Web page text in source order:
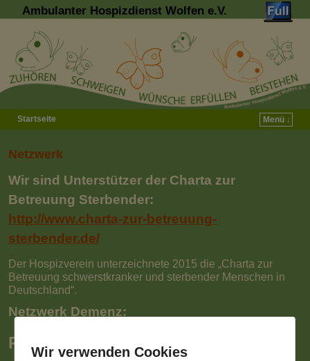
Ambulanter Hospizdienst Wolfen e.V.
Startseite
Menü ↓
Netzwerk
Wir sind Unterstützer der Charta zur
Betreuung Sterbender:
http://www.charta-zur-betreuung-
sterbender.de/
Der Hospizverein unterzeichnete 2015 die „Charta zur
Betreuung schwerstkranker und sterbender Menschen in
Deutschland“.
Netzwerk Demenz:
Pflegedienst:
Wir verwenden Cookies